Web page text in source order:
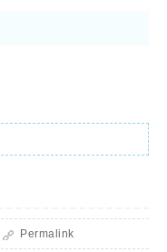
Permalink